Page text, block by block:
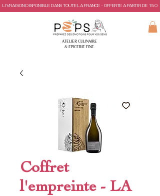
LIVRAISON DISPONIBLE DANS TOUTE LA FRANCE - OFFERTE A PARTIR DE 150€
ATELIER CULINAIRE
& EPICERIE FINE
Coffret
l'empreinte - LA